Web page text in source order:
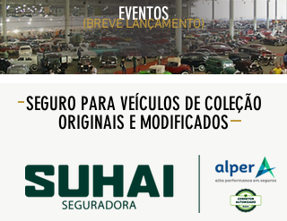
EVENTOS
(BREVE LANÇAMENTO)
SEGURO PARA VEÍCULOS DE COLEÇÃO
ORIGINAIS E MODIFICADOS